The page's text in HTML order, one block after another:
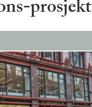
prosjekt